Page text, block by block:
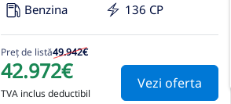
Benzina
136 CP
Preț de listă49.942€
42.972€
TVA inclus deductibil
Vezi oferta